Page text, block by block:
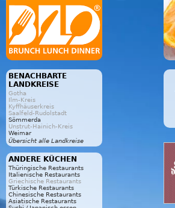
BENACHBARTE
LANDKREISE
Gotha
Ilm-Kreis
Kyffhäuserkreis
Saalfeld-Rudolstadt
Sömmerda
Unstrut-Hainich-Kreis
Weimar
Übersicht alle Landkreise
ANDERE KÜCHEN
Thüringische Restaurants
Italienische Restaurants
Griechische Restaurants
Türkische Restaurants
Chinesische Restaurants
Asiatische Restaurants